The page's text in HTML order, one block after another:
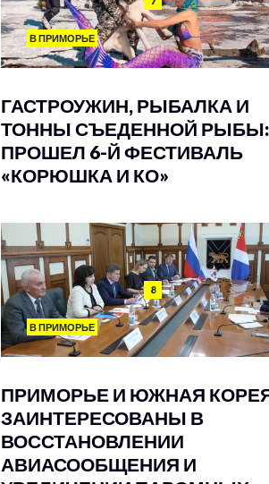
В ПРИМОРЬЕ
ГАСТРОУЖИН, РЫБАЛКА И
ТОННЫ СЪЕДЕННОЙ РЫБЫ:
ПРОШЕЛ 6-Й ФЕСТИВАЛЬ
«КОРЮШКА И КО»
8
В ПРИМОРЬЕ
ПРИМОРЬЕ И ЮЖНАЯ
ЗАИНТЕРЕСОВАНЫ В
ВОССТАНОВЛЕНИИ
АВИАСООБЩЕНИЯ И